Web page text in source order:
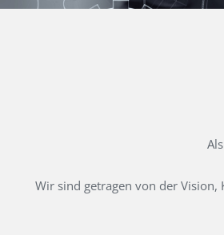
Wir sind getragen von der